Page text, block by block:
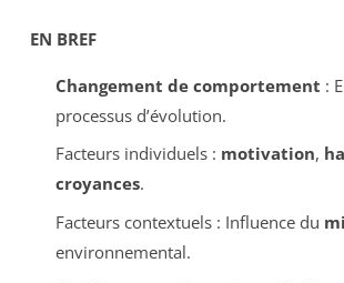
EN BREF
Changement de comportement :
processus d’évolution.
Facteurs individuels : motivation,
croyances.
Facteurs contextuels : Influence du
environnemental.